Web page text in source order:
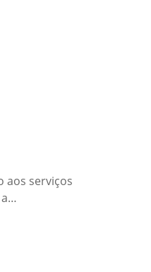
aos serviços
a…